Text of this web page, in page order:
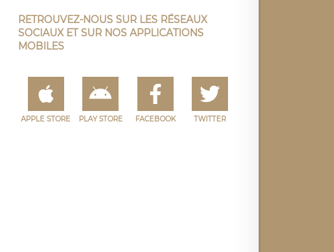
RETROUVEZ-NOUS SUR LES RÉSEAUX
SOCIAUX ET SUR NOS APPLICATIONS
MOBILES
APPLE STORE PLAY STORE FACEBOOK TWITTER